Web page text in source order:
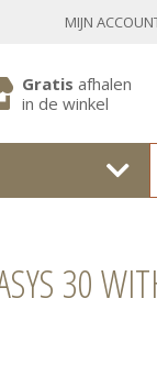
MIJN
KLANT
BEVESTIGEN
Gratis afhalen
in de winkel
30